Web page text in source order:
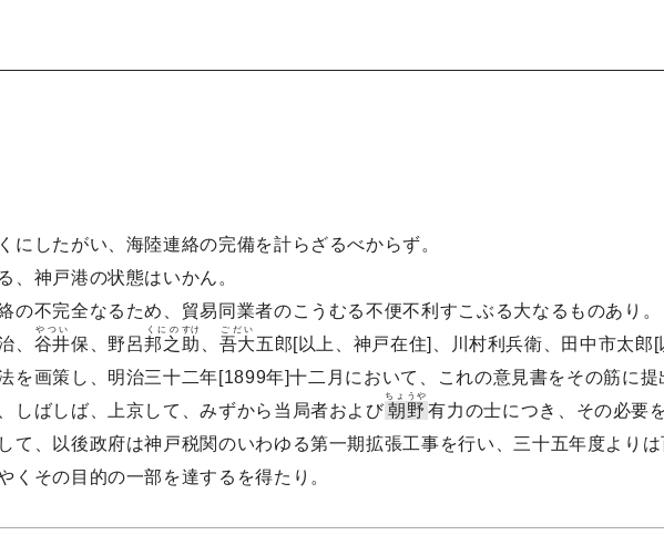
にしたがい、海陸連絡の完備を計らざるべからず。
、神戸港の状態はいかん。
の不完全なるため、貿易同業者のこうむる不便不利すこぶる大なるものあり。
、 谷井
やつい
保、野呂邦之
くにの
助
すけ
吾大
ごだい
五郎[以上、神戸在住]、川村利兵衛、田中市太
を画策し、明治三十二年[1899年]十二月において、これの意見書をその筋に提
しばしば、上京して、みずから当局者および朝野
ちょうや
有力の士につき、その必要
て、以後政府は神戸税関のいわゆる第一期拡張工事を行い、三十五年度より
くその目的の一部を達するを得たり。